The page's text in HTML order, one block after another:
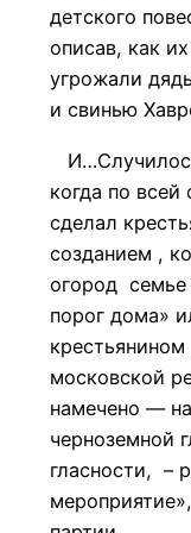
детского
описав, как
угрожали
и свинью
когда по всей
сделал
созданием ,
огород семье
порог дома»
московской
намечено —
черноземной
гласности, –